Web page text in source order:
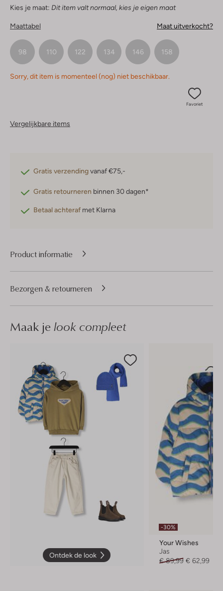
Kies je maat: Dit item valt normaal, kies je eigen maat
Maattabel Maat uitverkocht?
98 110 122 134 146 158
Sorry, dit item is momenteel (nog) niet beschikbaar.
Favoriet
Vergelijkbare items
Gratis verzendingvanaf €75,-
Gratis retourneren binnen 30 dagen*
Betaal achteraf met Klarna
Product informatie
Bezorgen & retourneren
Maak je look compleet
Ontdek de look
-30%
Your Wishes
Jas
€ 89,99 € 62,99